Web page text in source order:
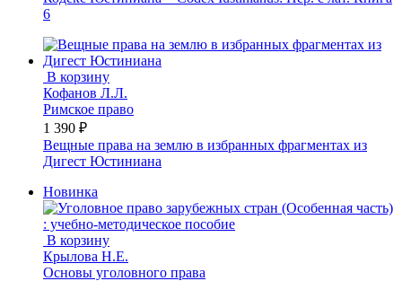
6
В корзину
Кофанов Л.Л.
Римское право
1 390 ₽
Вещные права на землю в избранных фрагментах из
Дигест Юстиниана
Новинка
В корзину
Крылова Н.Е.
Основы уголовного права